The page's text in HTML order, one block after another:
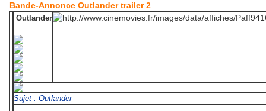
Bande-Annonce Outlander trailer 2
Outlander
Sujet : Outlander